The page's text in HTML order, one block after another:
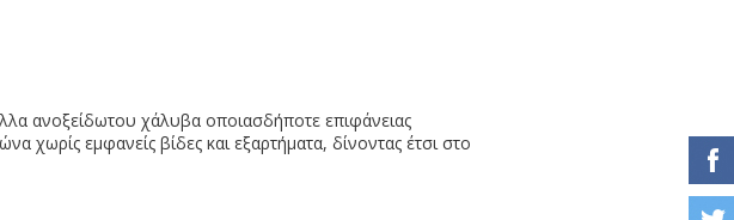
ανοξείδωτου χάλυβα οποιασδήποτε επιφάνειας
χωρίς εμφανείς βίδες και εξαρτήματα, δίνοντας έτσι στο